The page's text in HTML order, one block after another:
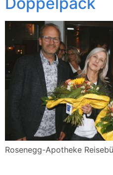
Rosenegg-Apotheke